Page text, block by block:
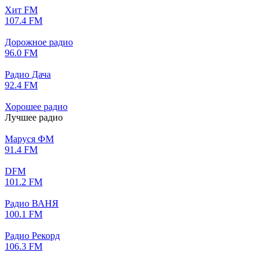
Хит FM
107.4 FM
Дорожное радио
96.0 FM
Радио Дача
92.4 FM
Хорошее радио
Лучшее радио
Маруся ФМ
91.4 FM
DFM
101.2 FM
Радио ВАНЯ
100.1 FM
Радио Рекорд
106.3 FM